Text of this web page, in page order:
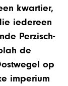
kwartier,
iedereen
Perzisch-
de
op
imperium